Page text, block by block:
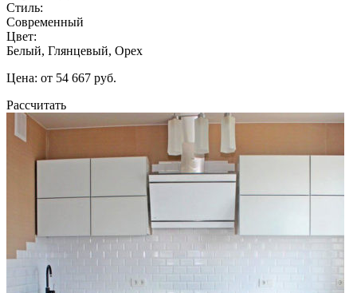
Стиль:
Современный
Цвет:
Белый, Глянцевый, Орех
Цена: от 54 667 руб.
Рассчитать